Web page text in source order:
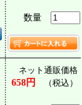
数量
ネット通販価格
658円 （税込）